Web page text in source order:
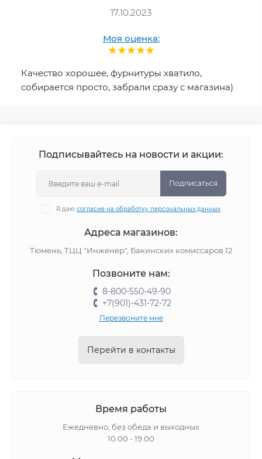
17.10.2023
Моя оценка:
Качество хорошее, фурнитуры хватило,
собирается просто, забрали сразу с магазина)
Подписывайтесь на новости и акции:
Подписаться
Я даю согласие на обработку персональных данных
Адреса магазинов:
Тюмень, ТЦЦ "Инженер", Бакинских комиссаров 12
Позвоните нам:
8-800-550-49-90
+7(901)-431-72-72
Перезвоните мне
Перейти в контакты
Время работы
Ежедневно, без обеда и выходных
10.00 - 19.00